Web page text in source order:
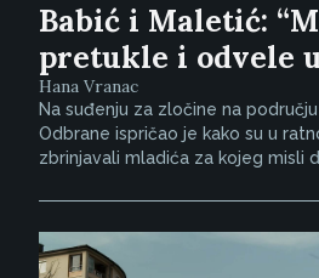
Babić i Maletić:
pretukle i odvele
Hana Vranac
Na suđenju za zločine na
Odbrane ispričao je kako su u
zbrinjavali mladića za kojeg misli